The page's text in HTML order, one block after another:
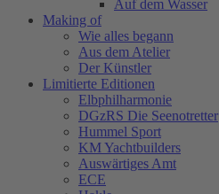
Auf dem Wasser
Making of
Wie alles begann
Aus dem Atelier
Der Künstler
Limitierte Editionen
Elbphilharmonie
DGzRS Die Seenotretter
Hummel Sport
KM Yachtbuilders
Auswärtiges Amt
ECE